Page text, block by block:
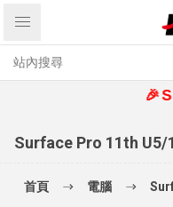
Surface Pro 11th U5/
首頁 電腦